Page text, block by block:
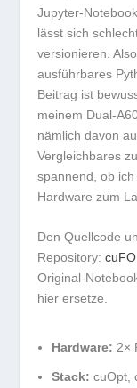
Jupyter-
lässt sich
versionieren.
ausführbares
Beitrag ist
meinem Dual-
nämlich davon
Vergleichbares
spannend, ob
Hardware zum
Den Quellcode
Repository:
Original-
hier ersetze.
Hardware: 2×
Stack: cuOpt,